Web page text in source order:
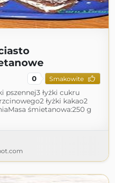
0 Smakowite
pszennej3 łyżki cukru
łyżki kakao2
śmietanowa:250 g